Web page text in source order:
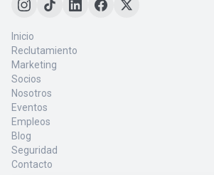
Inicio
Reclutamiento
Marketing
Socios
Nosotros
Eventos
Empleos
Blog
Seguridad
Contacto